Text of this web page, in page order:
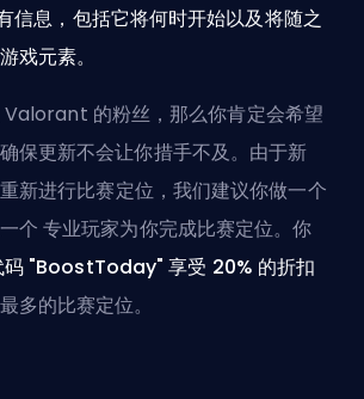
信息，包括它将何时开始以及将随之
戏元素。
Valorant 的粉丝，那么你肯定会希望
保更新不会让你措手不及。由于新
新进行比赛定位，我们建议你做一个
个专业玩家为你完成比赛定位。你
码 "BoostToday" 享受 20% 的折扣
多的比赛定位。